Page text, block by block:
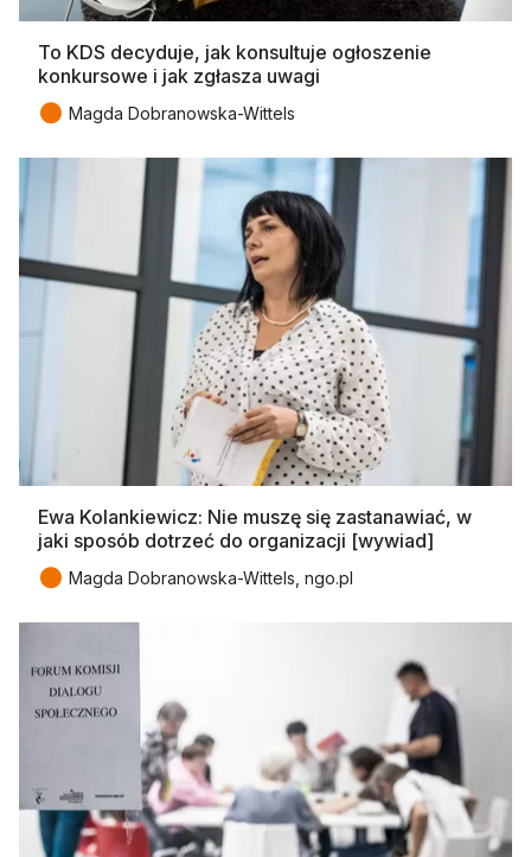
To KDS decyduje, jak konsultuje ogłoszenie
konkursowe i jak zgłasza uwagi
● Magda Dobranowska-Wittels
Ewa Kolankiewicz: Nie muszę się zastanawiać, w
jaki sposób dotrzeć do organizacji [wywiad]
● Magda Dobranowska-Wittels, ngo.pl